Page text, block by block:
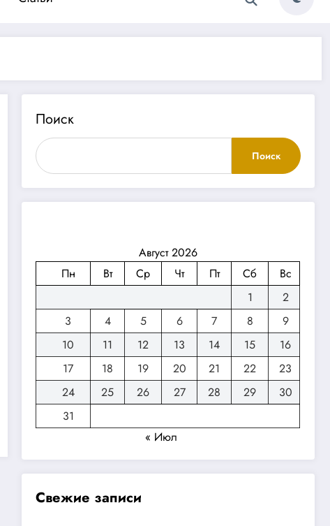
Поиск
Поиск
Август 2026
Пн
Вт Ср Чт Пт Сб
Вс
1
2
3
4 5 6 7 8
9
10
11 12 13 14 15
16
17
18 19 20 21 22
23
24
25 26 27 28 29
30
31
« Июл
Свежие записи